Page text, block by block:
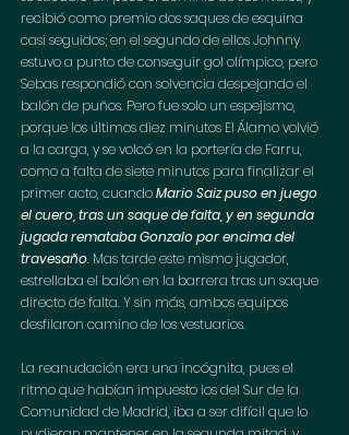
recibió como premio dos saques de esquina
casi seguidos; en el segundo de ellos Johnny
estuvo a punto de conseguir gol olímpico, pero
Sebas respondió con solvencia despejando el
balón de puños. Pero fue solo un espejismo,
porque los últimos diez minutos El Álamo volvió
a la carga, y se volcó en la portería de Farru,
como a falta de siete minutos para finalizar el
primer acto, cuando Mario Saiz puso en juego
el cuero, tras un saque de falta, y en segunda
jugada remataba Gonzalo por encima del
travesaño. Mas tarde este mismo jugador,
estrellaba el balón en la barrera tras un saque
directo de falta. Y sin más, ambos equipos
desfilaron camino de los vestuarios.
La reanudación era una incógnita, pues el
ritmo que habían impuesto los del Sur de la
Comunidad de Madrid, iba a ser difícil que lo